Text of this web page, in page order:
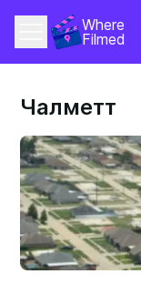
Where
Filmed
Чалметт